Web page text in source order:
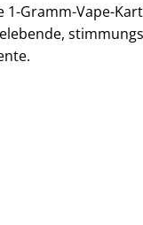
Gramm-Vape-